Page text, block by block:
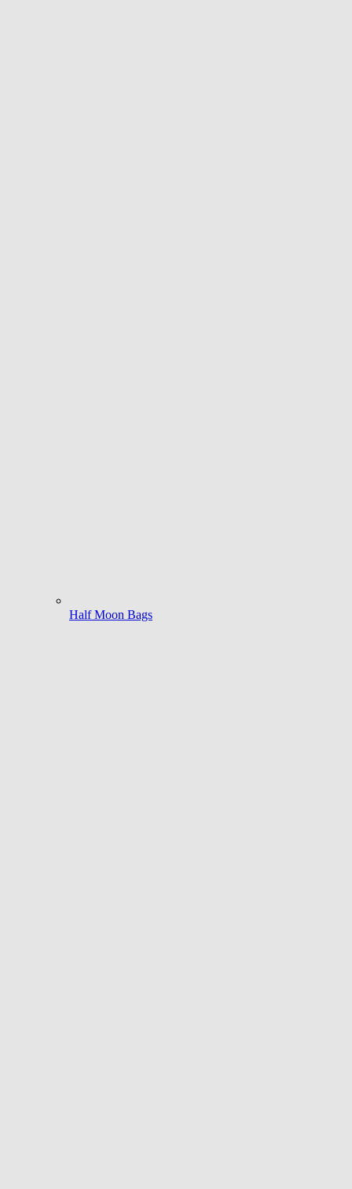
Half Moon Bags